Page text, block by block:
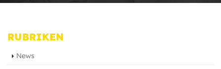
RUBRIKEN
News